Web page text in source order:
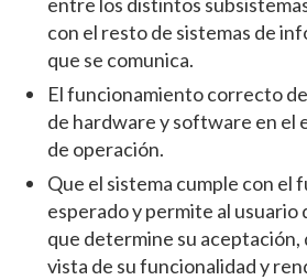
con el resto de sistemas de
que se comunica.
El funcionamiento correcto
de hardware y software en el
de operación.
Que el sistema cumple con el
esperado y permite al usuario
que determine su aceptación,
vista de su funcionalidad y